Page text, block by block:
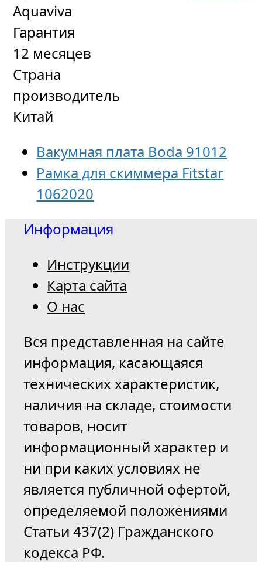
Aquaviva
Гарантия
12 месяцев
Страна
производитель
Китай
Вакумная плата Bodа 91012
Рамка для скиммера Fitstar
1062020
Информация
Инструкции
Карта сайта
О нас
Вся представленная на сайте
информация, касающаяся
технических характеристик,
наличия на складе, стоимости
товаров, носит
информационный характер и
ни при каких условиях не
является публичной офертой,
определяемой положениями
Статьи 437(2) Гражданского
кодекса РФ.